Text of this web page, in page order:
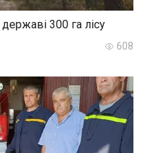
300 га лісу
608